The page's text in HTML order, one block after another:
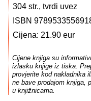
304 str., tvrdi uvez
ISBN
Cijena: 21.90 eur
Cijene knjiga su
izlasku knjige iz tiska.
provjerite kod nakladnika
ne bave prodajom knjiga,
u knjižnicama.